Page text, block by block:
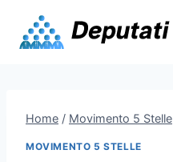
content
Home / Movimento 5 Stelle
MOVIMENTO 5 STELLE